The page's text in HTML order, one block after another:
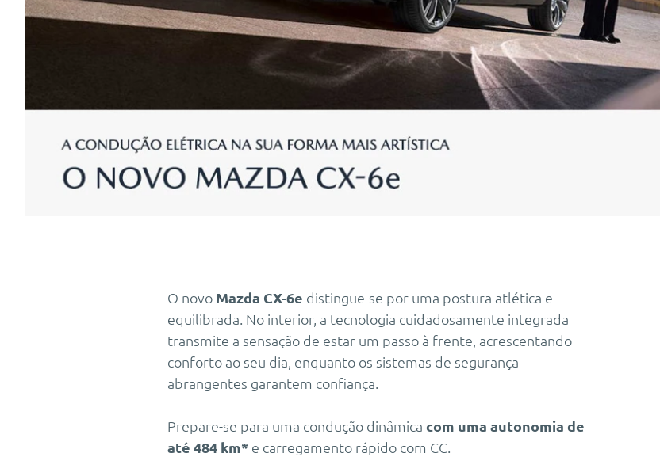
O novo Mazda CX-6e distingue-se por uma postura atlética e
equilibrada. No interior, a tecnologia cuidadosamente integrada
transmite a sensação de estar um passo à frente, acrescentando
conforto ao seu dia, enquanto os sistemas de segurança
abrangentes garantem confiança.
Prepare-se para uma condução dinâmica com uma autonomia de
até 484 km* e carregamento rápido com CC.